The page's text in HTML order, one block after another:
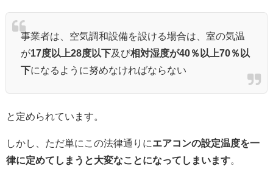
事業者は、空気調和設備を設ける場合は、室の気温
が17度以上28度以下及び相対湿度が40％以上70％以
下になるように努めなければならない
と定められています。
しかし、ただ単にこの法律通りに エアコンの設定温度を一
律に定めてしまうと大変なことになってしまいます